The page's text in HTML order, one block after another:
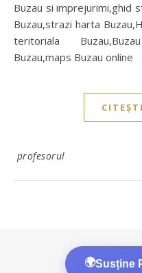
Buzau si imprejurimi,ghid
Buzau,strazi harta
teritoriala
Buzau,maps Buzau online
profesorul
🌍Susține